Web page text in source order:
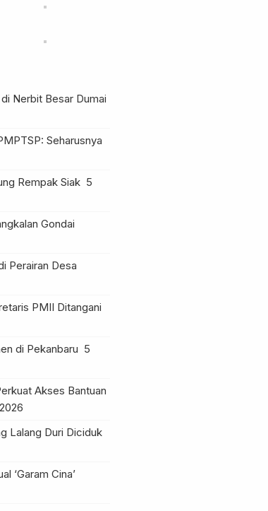
Nerbit Besar Dumai
Seharusnya
Rempak Siak 5
Gondai
Perairan Desa
PMII Ditangani
di Pekanbaru 5
Akses Bantuan
Lalang Duri Diciduk
‘Garam Cina’